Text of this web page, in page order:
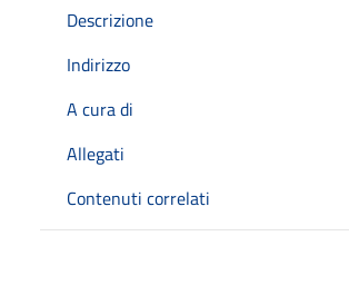
Descrizione
Indirizzo
A cura di
Allegati
Contenuti correlati